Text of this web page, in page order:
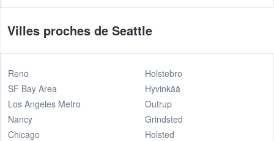
Villes proches de Seattle
Reno
SF Bay Area
Los Angeles Metro
Nancy
Chicago
Holstebro
Hyvinkää
Outrup
Grindsted
Holsted